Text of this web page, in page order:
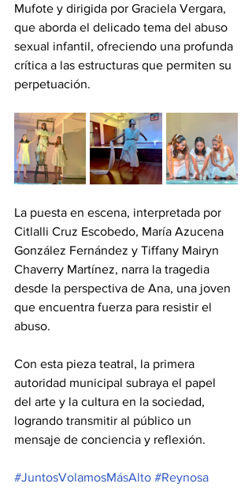
Mufote y dirigida por Graciela Vergara,
que aborda el delicado tema del abuso
sexual infantil, ofreciendo una profunda
crítica a las estructuras que permiten su
perpetuación.
La puesta en escena, interpretada por
Citlalli Cruz Escobedo, María Azucena
González Fernández y Tiffany Mairyn
Chaverry Martínez, narra la tragedia
desde la perspectiva de Ana, una joven
que encuentra fuerza para resistir el
abuso.
Con esta pieza teatral, la primera
autoridad municipal subraya el papel
del arte y la cultura en la sociedad,
logrando transmitir al público un
mensaje de conciencia y reflexión.
#JuntosVolamosMásAlto #Reynosa